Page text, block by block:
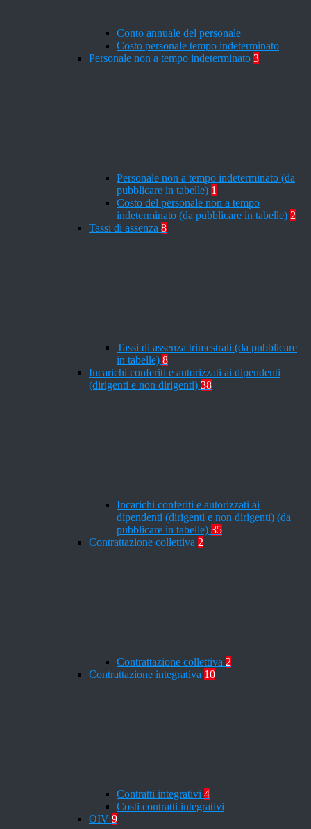
Conto annuale del personale
Costo personale tempo indeterminato
Personale non a tempo indeterminato 3
Personale non a tempo indeterminato (da
pubblicare in tabelle) 1
Costo del personale non a tempo
indeterminato (da pubblicare in tabelle) 2
Tassi di assenza 8
Tassi di assenza trimestrali (da pubblicare
in tabelle) 8
Incarichi conferiti e autorizzati ai dipendenti
(dirigenti e non dirigenti) 38
Incarichi conferiti e autorizzati ai
dipendenti (dirigenti e non dirigenti) (da
pubblicare in tabelle) 35
Contrattazione collettiva 2
Contrattazione collettiva 2
Contrattazione integrativa 10
Contratti integrativi 4
Costi contratti integrativi
OIV 9